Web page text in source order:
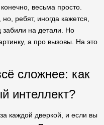
весьма просто.
ребят, иногда кажется,
забили на детали. Но
а про вызовы. На это
сложнее: как
интеллект?
каждой дверкой, и если вы